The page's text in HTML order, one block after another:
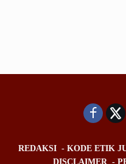
REDAKSI KODE ETIK
DISCLAIMER